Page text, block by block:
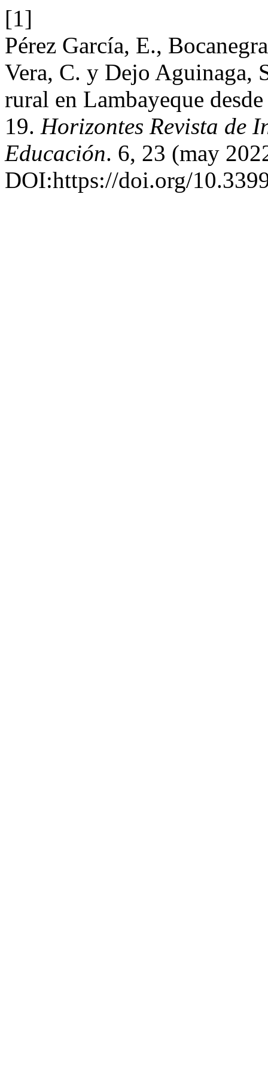
[1]
Pérez García, E.,
Vera, C. y Dejo Aguinaga,
rural en Lambayeque
19. Horizontes Revista de
Educación. 6, 23 (may
DOI:https://doi.org/